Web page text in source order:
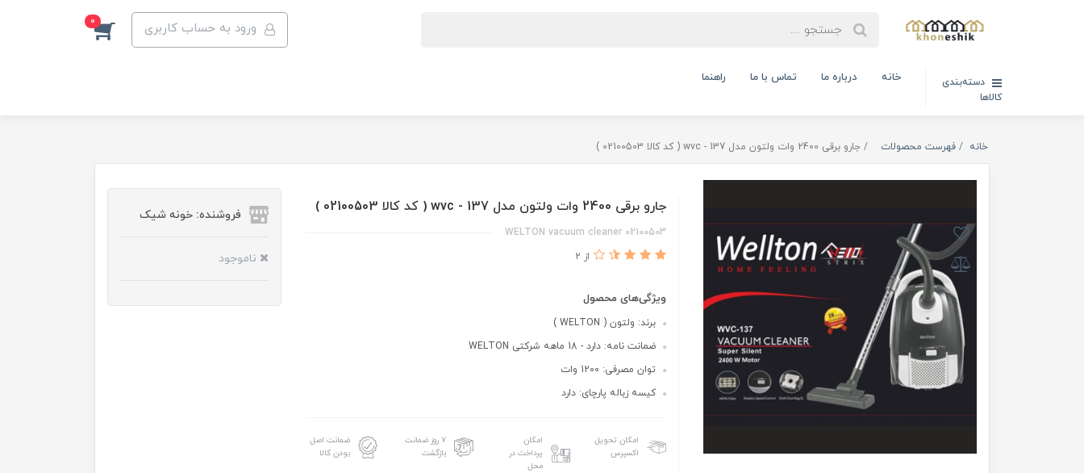
ورود به حساب کاربری 0
دسته‌بندی
کالاها
خانه درباره ما تماس با ما راهنما
خانه فهرست محصولات جارو برقی 2400 وات ولتون مدل wvc - 137 ( کد کالا 02100503 )
جارو برقی 2400 وات ولتون مدل wvc - 137 ( کد کالا 02100503 )
02100503 WELTON vacuum cleaner
از 2
ویژگی‌های محصول
برند: ولتون ( WELTON )
ضمانت نامه: دارد - 18 ماهه شرکتی WELTON
توان مصرفی: 1200 وات
کیسه زباله پارچای: دارد
امکان تحویل
اکسپرس
امکان
پرداخت در
محل
۷ روز ضمانت
بازگشت
ضمانت اصل
بودن کالا
فروشنده: خونه شیک
ناموجود